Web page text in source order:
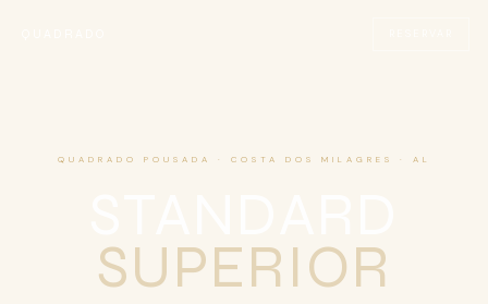
QUADRADO POUSADA · COSTA DOS MILAGRES · AL
SUPERIOR